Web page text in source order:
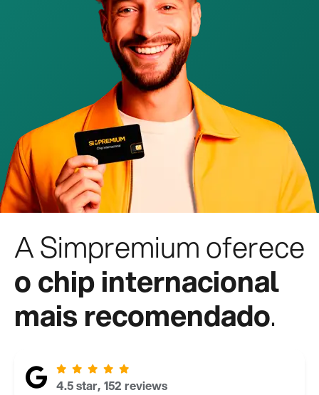
A Simpremium oferece
o chip internacional
mais recomendado.
4.5 star, 152 reviews